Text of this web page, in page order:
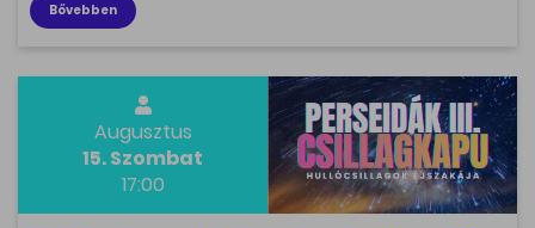
Bővebben
Augusztus
15. Szombat
17:00